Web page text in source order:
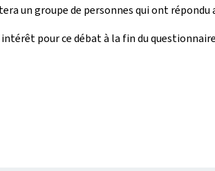
un groupe de personnes qui ont
pour ce débat à la fin du